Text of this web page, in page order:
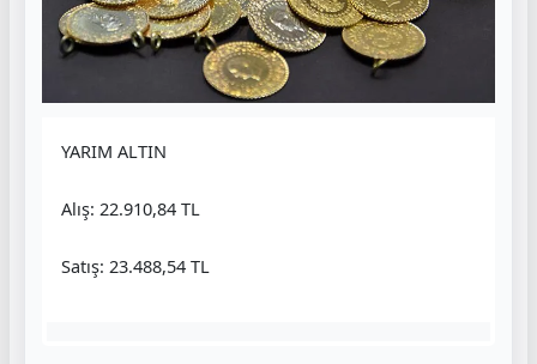
YARIM ALTIN
Alış: 22.910,84 TL
Satış: 23.488,54 TL